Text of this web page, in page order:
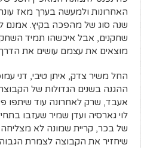
האחרונות ולמעשה בערך מאז
שנה סוג של מהפכה בקיץ. אמנם
שחקנים, אבל איכשהו תמיד
מוצאים את עצמם עושים את
החל משיר צדק, איתן טיבי, דני
ההגנה בשנים הגדולות של
אעבד, שרק לאחרונה עוד שיתפו
לוי גארסיה ועדן שמיר שעזבו
של בכר, קריית שמונה לא
שיחזיר את הקבוצה לצמרת